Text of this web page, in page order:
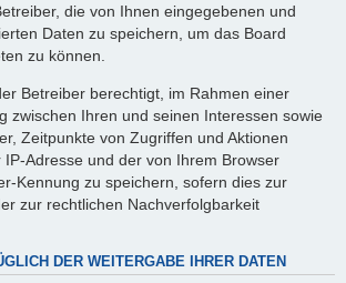
die von Ihnen eingegebenen und
Daten zu speichern, um das Board
zu können.
Betreiber berechtigt, im Rahmen einer
zwischen Ihren und seinen Interessen sowie
Zeitpunkte von Zugriffen und Aktionen
Adresse und der von Ihrem Browser
Kennung zu speichern, sofern dies zur
zur rechtlichen Nachverfolgbarkeit
DER WEITERGABE IHRER DATEN